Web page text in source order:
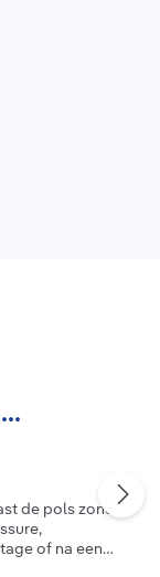
de pols zonder
of na een